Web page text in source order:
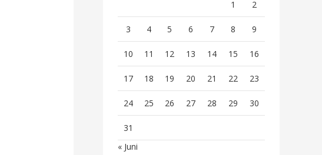
1 2
3 4 5 6 7 8 9
10 11 12 13 14 15 16
17 18 19 20 21 22 23
24 25 26 27 28 29 30
31
« Juni